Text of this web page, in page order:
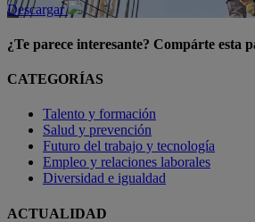
Descargar
¿Te parece interesante? Compárte esta
CATEGORÍAS
Talento y formación
Salud y prevención
Futuro del trabajo y tecnología
Empleo y relaciones laborales
Diversidad e igualdad
ACTUALIDAD